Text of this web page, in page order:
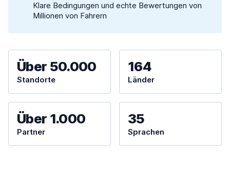
Klare Bedingungen und echte Bewertungen von
Millionen von Fahrern
Über 50.000
Standorte
164
Länder
Über 1.000
Partner
35
Sprachen